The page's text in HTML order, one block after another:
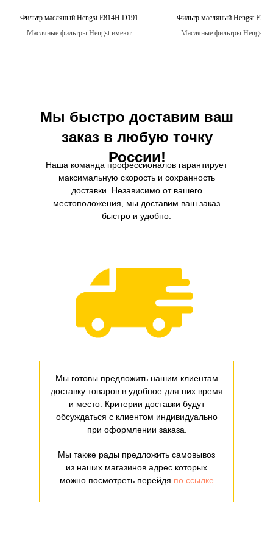
Фильтр масляный Hengst E814H D191
Масляные фильтры Hengst имеют
Фильтр масляный Hengst
Масляные фильтры Hengst
Мы быстро доставим ваш
заказ в любую точку
России!
Мы готовы предложить нашим клиентам
доставку товаров в удобное для них время
и место. Критерии доставки будут
обсуждаться с клиентом индивидуально
при оформлении заказа.
Мы также рады предложить самовывоз
из наших магазинов адрес которых
можно посмотреть перейдя по ссылке
Наша команда профессионалов гарантирует
максимальную скорость и сохранность
доставки. Независимо от вашего
местоположения, мы доставим ваш заказ
быстро и удобно.